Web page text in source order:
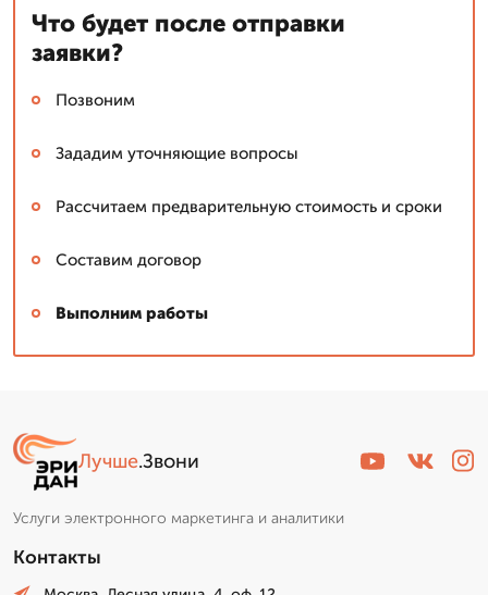
Что будет после отправки
заявки?
Позвоним
Зададим уточняющие вопросы
Рассчитаем предварительную стоимость и сроки
Составим договор
Выполним работы
Лучше.Звони
Услуги электронного маркетинга и аналитики
Контакты